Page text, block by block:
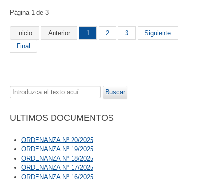
Página 1 de 3
Inicio Anterior 1 2 3
Siguiente
Final
Buscar... Buscar
ULTIMOS DOCUMENTOS
ORDENANZA Nº 20/2025
ORDENANZA Nº 19/2025
ORDENANZA Nº 18/2025
ORDENANZA Nº 17/2025
ORDENANZA Nº 16/2025